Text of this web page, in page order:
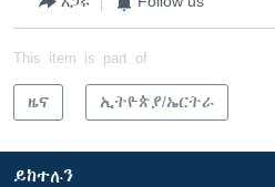
This item is part of
ዜና ኢትዮጵያ/ኤርትራ
ይከተሉን